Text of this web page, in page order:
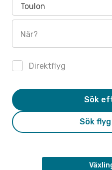
Toulon
När?
Direktflyg
Sök
Sök